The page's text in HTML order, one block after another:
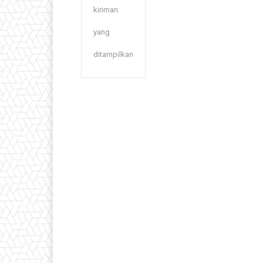
kiriman
yang
ditampilkan